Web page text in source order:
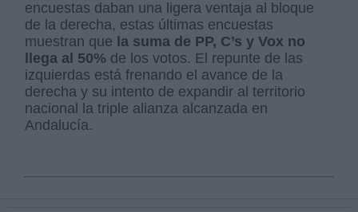
encuestas daban una ligera ventaja al bloque
de la derecha, estas últimas encuestas
muestran que la suma de PP, C’s y Vox no
llega al 50% de los votos. El repunte de las
izquierdas está frenando el avance de la
derecha y su intento de expandir al territorio
nacional la triple alianza alcanzada en
Andalucía.